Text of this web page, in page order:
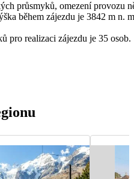
průsmyků, omezení provozu
během zájezdu je 3842 m n.
pro realizaci zájezdu je 35 osob.